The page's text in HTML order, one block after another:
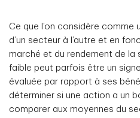
Ce que l’on considère comme
d’un secteur à l’autre et en
marché et du rendement de la
faible peut parfois être un
évaluée par rapport à ses
déterminer si une action a un
comparer aux moyennes du